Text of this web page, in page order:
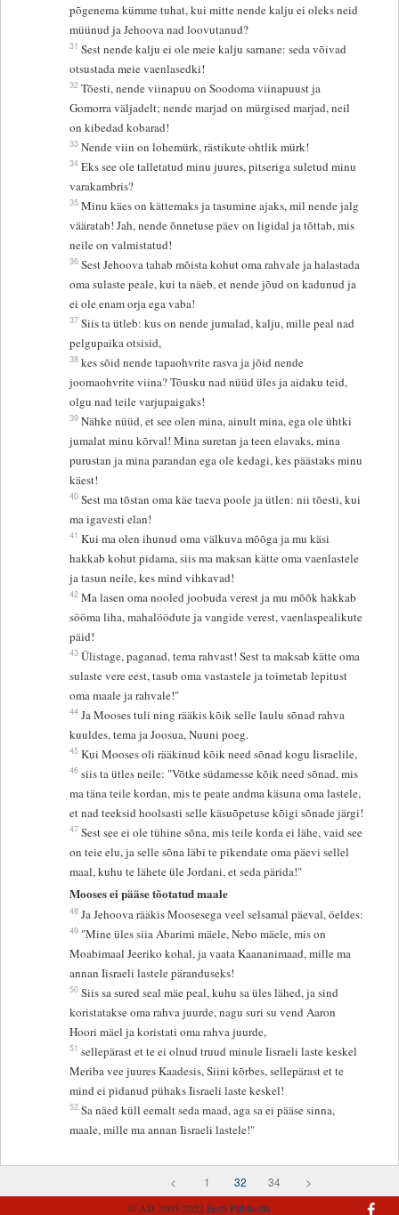
põgenema kümme tuhat, kui mitte nende kalju ei oleks neid
müünud ja Jehoova nad loovutanud?
31 Sest nende kalju ei ole meie kalju sarnane: seda võivad
otsustada meie vaenlasedki!
32 Tõesti, nende viinapuu on Soodoma viinapuust ja
Gomorra väljadelt; nende marjad on mürgised marjad, neil
on kibedad kobarad!
33 Nende viin on lohemürk, rästikute ohtlik mürk!
34 Eks see ole talletatud minu juures, pitseriga suletud minu
varakambris?
35 Minu käes on kättemaks ja tasumine ajaks, mil nende jalg
vääratab! Jah, nende õnnetuse päev on ligidal ja tõttab, mis
neile on valmistatud!
36 Sest Jehoova tahab mõista kohut oma rahvale ja halastada
oma sulaste peale, kui ta näeb, et nende jõud on kadunud ja
ei ole enam orja ega vaba!
37 Siis ta ütleb: kus on nende jumalad, kalju, mille peal nad
pelgupaika otsisid,
38 kes sõid nende tapaohvrite rasva ja jõid nende
joomaohvrite viina? Tõusku nad nüüd üles ja aidaku teid,
olgu nad teile varjupaigaks!
39 Nähke nüüd, et see olen mina, ainult mina, ega ole ühtki
jumalat minu kõrval! Mina suretan ja teen elavaks, mina
purustan ja mina parandan ega ole kedagi, kes päästaks minu
käest!
40 Sest ma tõstan oma käe taeva poole ja ütlen: nii tõesti, kui
ma igavesti elan!
41 Kui ma olen ihunud oma välkuva mõõga ja mu käsi
hakkab kohut pidama, siis ma maksan kätte oma vaenlastele
ja tasun neile, kes mind vihkavad!
42 Ma lasen oma nooled joobuda verest ja mu mõõk hakkab
sööma liha, mahalöödute ja vangide verest, vaenlaspealikute
päid!
43 Ülistage, paganad, tema rahvast! Sest ta maksab kätte oma
sulaste vere eest, tasub oma vastastele ja toimetab lepitust
oma maale ja rahvale!"
44 Ja Mooses tuli ning rääkis kõik selle laulu sõnad rahva
kuuldes, tema ja Joosua, Nuuni poeg.
45 Kui Mooses oli rääkinud kõik need sõnad kogu Iisraelile,
46 siis ta ütles neile: "Võtke südamesse kõik need sõnad, mis
ma täna teile kordan, mis te peate andma käsuna oma lastele,
et nad teeksid hoolsasti selle käsuõpetuse kõigi sõnade järgi!
47 Sest see ei ole tühine sõna, mis teile korda ei lähe, vaid see
on teie elu, ja selle sõna läbi te pikendate oma päevi sellel
maal, kuhu te lähete üle Jordani, et seda pärida!"
Mooses ei pääse tõotatud maale
48 Ja Jehoova rääkis Moosesega veel selsamal päeval, öeldes:
49 "Mine üles siia Abarimi mäele, Nebo mäele, mis on
Moabimaal Jeeriko kohal, ja vaata Kaananimaad, mille ma
annan Iisraeli lastele päranduseks!
50 Siis sa sured seal mäe peal, kuhu sa üles lähed, ja sind
koristatakse oma rahva juurde, nagu suri su vend Aaron
Hoori mäel ja koristati oma rahva juurde,
51 sellepärast et te ei olnud truud minule Iisraeli laste keskel
Meriba vee juures Kaadesis, Siini kõrbes, sellepärast et te
mind ei pidanud pühaks Iisraeli laste keskel!
52 Sa näed küll eemalt seda maad, aga sa ei pääse sinna,
maale, mille ma annan Iisraeli lastele!"
< 1 32 34 >
© AD 2005-2022Eesti Piibliselts